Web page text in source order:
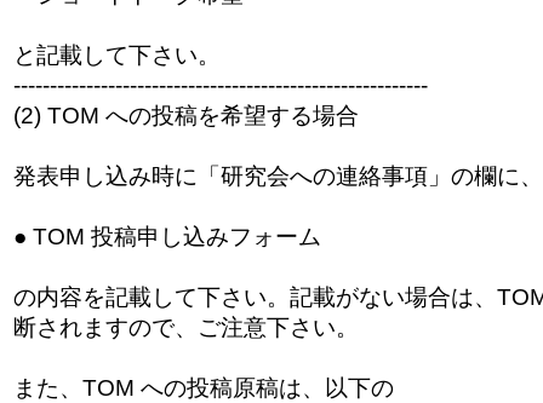
と記載して下さい。
---------------------------------------------------------
(2) TOM への投稿を希望する場合
発表申し込み時に「研究会への連絡事項」の欄に
● TOM 投稿申し込みフォーム
の内容を記載して下さい。記載がない場合は、
断されますので、ご注意下さい。
また、TOM への投稿原稿は、以下の